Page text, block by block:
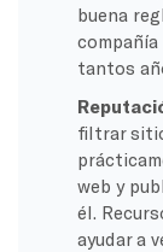
buena
tantos
filtrar
web y
él.
ayudar a